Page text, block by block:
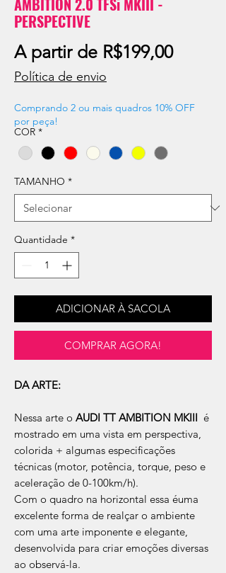
PERSPECTIVE
A partir de R$199,00Preço
Política de envio
Comprando 2 ou mais quadros 10% OFF
por peça!
COR *
TAMANHO *
Quantidade *
ADICIONAR À SACOLA
COMPRAR AGORA!
DA ARTE:
Nessa arte o AUDI TT AMBITION MKIII é
mostrado em uma vista em perspectiva,
colorida + algumas especificações
técnicas (motor, potência, torque, peso e
aceleração de 0-100km/h).
Com o quadro na horizontal essa éuma
excelente forma de realçar o ambiente
com uma arte imponente e elegante,
desenvolvida para criar emoções diversas
ao observá-la.